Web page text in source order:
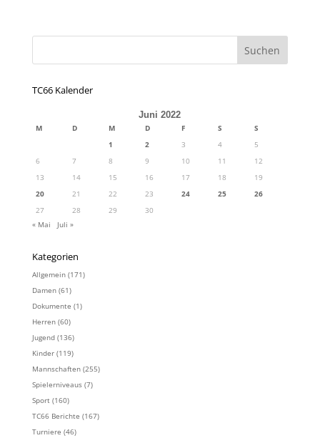
TC66 Kalender
Juni 2022
M D M D F S
S
1
2 3 4
5
6
7 8 9 10 11
12
13
14 15 16 17 18
19
20
21 22 23 24 25
26
27
28 29
30
« Mai
Juli »
Kategorien
Allgemein(171)
Damen(61)
Dokumente (1)
Herren(60)
Jugend(136)
Kinder(119)
Mannschaften(255)
Spielerniveaus(7)
Sport(160)
TC66 Berichte (167)
Turniere (46)